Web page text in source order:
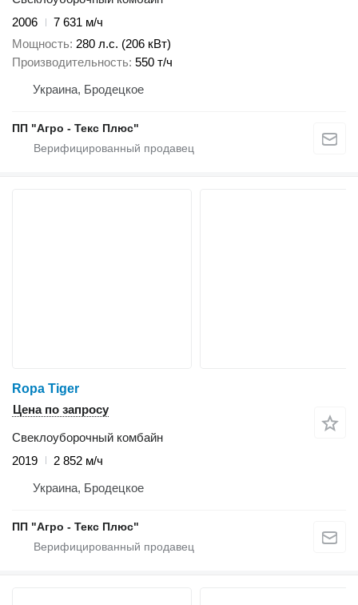
2006
7 631 м/ч
Мощность 280 л.с. (206 кВт)
Производительность 550 т/ч
Украина, Бродецкое
ПП "Агро - Текс Плюс"
Ropa Tiger
Цена по запросу
Свеклоуборочный комбайн
2019
2 852 м/ч
Украина, Бродецкое
ПП "Агро - Текс Плюс"